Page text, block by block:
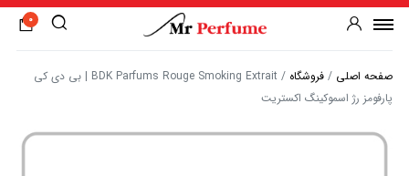
0
صفحه اصلی / فروشگاه /
BDK Parfums Rouge Smoking Extrait | بی دی کی
پارفومز رژ اسموکینگ اکستریت